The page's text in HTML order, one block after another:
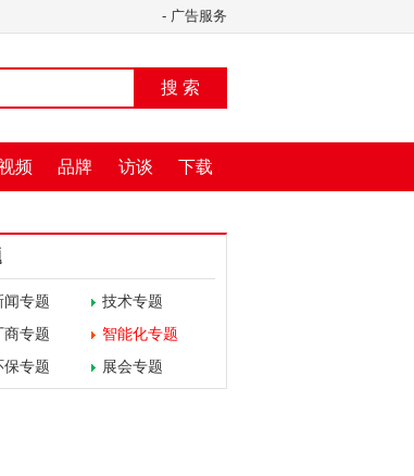
- 广告服务
搜 索
频 品牌 访谈 下载
闻专题
技术专题
商专题
智能化专题
保专题
展会专题